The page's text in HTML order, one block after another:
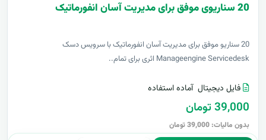
20 سناریوی موفق برای مدیریت آسان انفورماتیک
20 سناریو موفق برای مدیریت آسان انفورماتیک با سرویس دسک
Manageengine Servicedesk اثری برای تمام..
فایل دیجیتال آماده استفاده
39,000 تومان
بدون مالیات: 39,000 تومان